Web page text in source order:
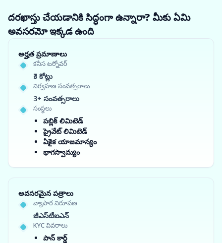
దరఖాస్తు చేయడానికి సిద్ధంగా ఉన్నారా? మీకు ఏమి
అవసరమో ఇక్కడ ఉంది
అర్హత ప్రమాణాలు
కనీస టర్నోవర్
₹3 కోట్లు
నిర్వహణ సంవత్సరాలు
3+ సంవత్సరాలు
సంస్థలు
పబ్లిక్ లిమిటెడ్
ప్రైవేట్ లిమిటెడ్
ఏకైక యాజమాన్యం
భాగస్వామ్యం
అవసరమైన పత్రాలు
వ్యాపార నిరూపణ
జీఎస్‌టీఐఎన్
KYC వివరాలు
పాన్ కార్డ్